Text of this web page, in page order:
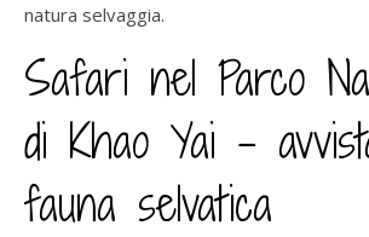
natura selvaggia.
Safari nel Parco
di Khao Yai –
fauna selvatica